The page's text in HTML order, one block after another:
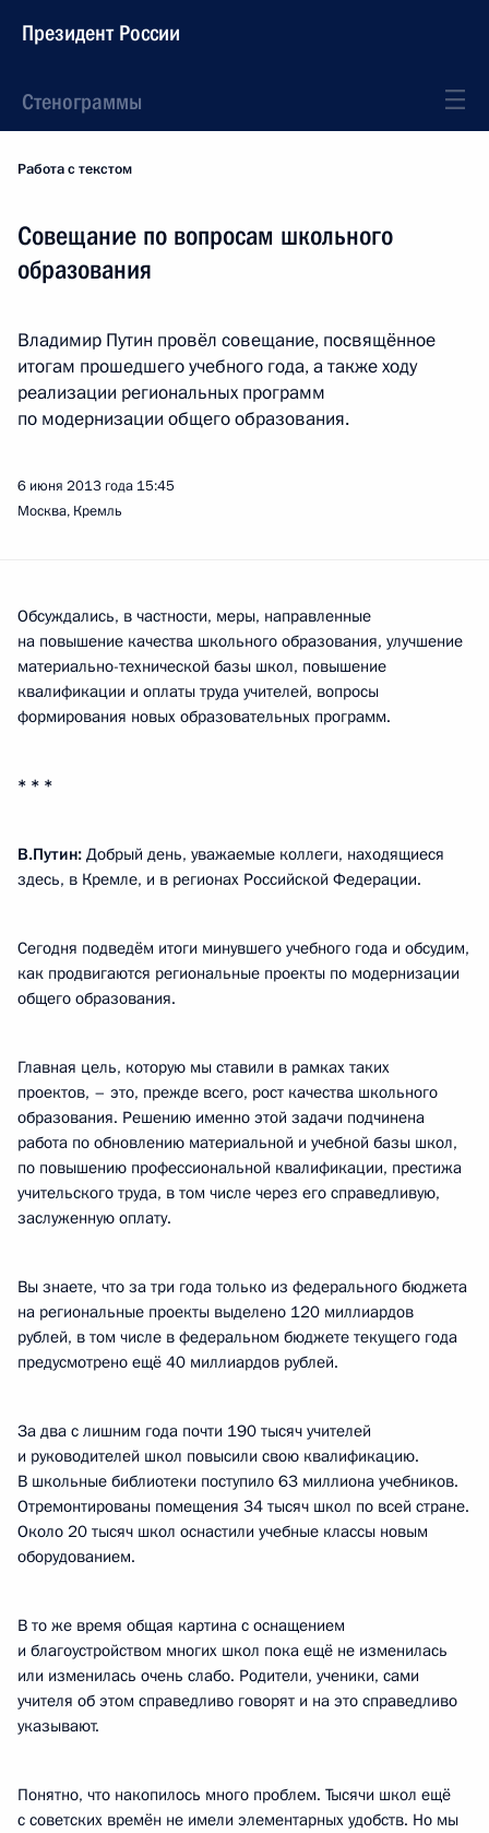
Президент России
Стенограммы
Работа с текстом
Совещание по вопросам школьного
образования
Владимир Путин провёл совещание, посвящённое
итогам прошедшего учебного года, а также ходу
реализации региональных программ
по модернизации общего образования.
6 июня 2013 года 15:45
Москва, Кремль
Обсуждались, в частности, меры, направленные
на повышение качества школьного образования, улучшение
материально-технической базы школ, повышение
квалификации и оплаты труда учителей, вопросы
формирования новых образовательных программ.
* * *
В.Путин: Добрый день, уважаемые коллеги, находящиеся
здесь, в Кремле, и в регионах Российской Федерации.
Сегодня подведём итоги минувшего учебного года и обсудим,
как продвигаются региональные проекты по модернизации
общего образования.
Главная цель, которую мы ставили в рамках таких
проектов, – это, прежде всего, рост качества школьного
образования. Решению именно этой задачи подчинена
работа по обновлению материальной и учебной базы школ,
по повышению профессиональной квалификации, престижа
учительского труда, в том числе через его справедливую,
заслуженную оплату.
Вы знаете, что за три года только из федерального бюджета
на региональные проекты выделено 120 миллиардов
рублей, в том числе в федеральном бюджете текущего года
предусмотрено ещё 40 миллиардов рублей.
За два с лишним года почти 190 тысяч учителей
и руководителей школ повысили свою квалификацию.
В школьные библиотеки поступило 63 миллиона учебников.
Отремонтированы помещения 34 тысяч школ по всей стране.
Около 20 тысяч школ оснастили учебные классы новым
оборудованием.
В то же время общая картина с оснащением
и благоустройством многих школ пока ещё не изменилась
или изменилась очень слабо. Родители, ученики, сами
учителя об этом справедливо говорят и на это справедливо
указывают.
Понятно, что накопилось много проблем. Тысячи школ ещё
с советских времён не имели элементарных удобств. Но мы